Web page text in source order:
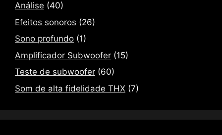
Análise (40)
Efeitos sonoros (26)
Sono profundo (1)
Amplificador Subwoofer (15)
Teste de subwoofer (60)
Som de alta fidelidade THX (7)